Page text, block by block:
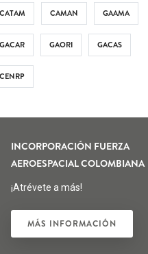
CATAM CAMAN GAAMA
GACAR GAORI GACAS
CENRP
INCORPORACIÓN FUERZA
AEROESPACIAL COLOMBIANA
¡Atrévete a más!
MÁS INFORMACIÓN